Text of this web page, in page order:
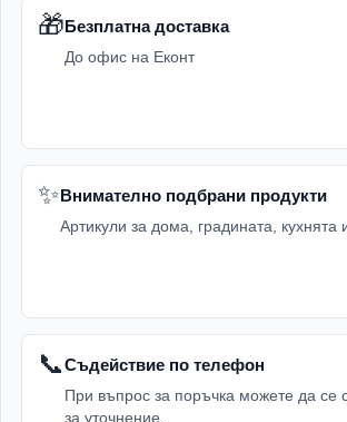
🎁Безплатна доставка
До офис на Еконт
✨Внимателно подбрани продукти
Артикули за дома, градината, кухнята
📞Съдействие по телефон
При въпрос за поръчка можете да се
за уточнение.